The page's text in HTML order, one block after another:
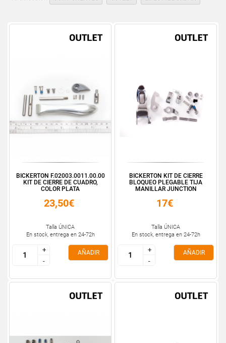
BICKERTON F.02003.0011.00.00
KIT DE CIERRE DE CUADRO,
COLOR PLATA
23,50€
Talla ÚNICA
En stock, entrega en 24-72h
+
-
+
-
AÑADIR
BICKERTON KIT DE CIERRE
BLOQUEO PLEGABLE TIJA
MANILLAR JUNCTION
17€
Talla ÚNICA
En stock, entrega en 24-72h
+
-
+
-
AÑADIR